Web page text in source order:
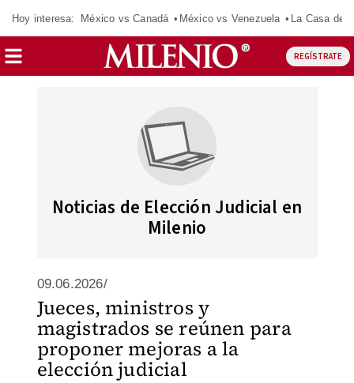
Hoy interesa: México vs Canadá México vs Venezuela La Casa de
REGÍSTRATE
Noticias de Elección Judicial en
Milenio
09.06.2026/
Jueces, ministros y
magistrados se reúnen para
proponer mejoras a la
elección judicial